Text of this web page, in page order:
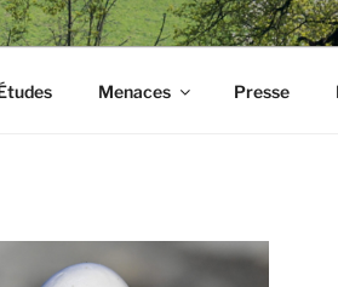
Menaces Presse